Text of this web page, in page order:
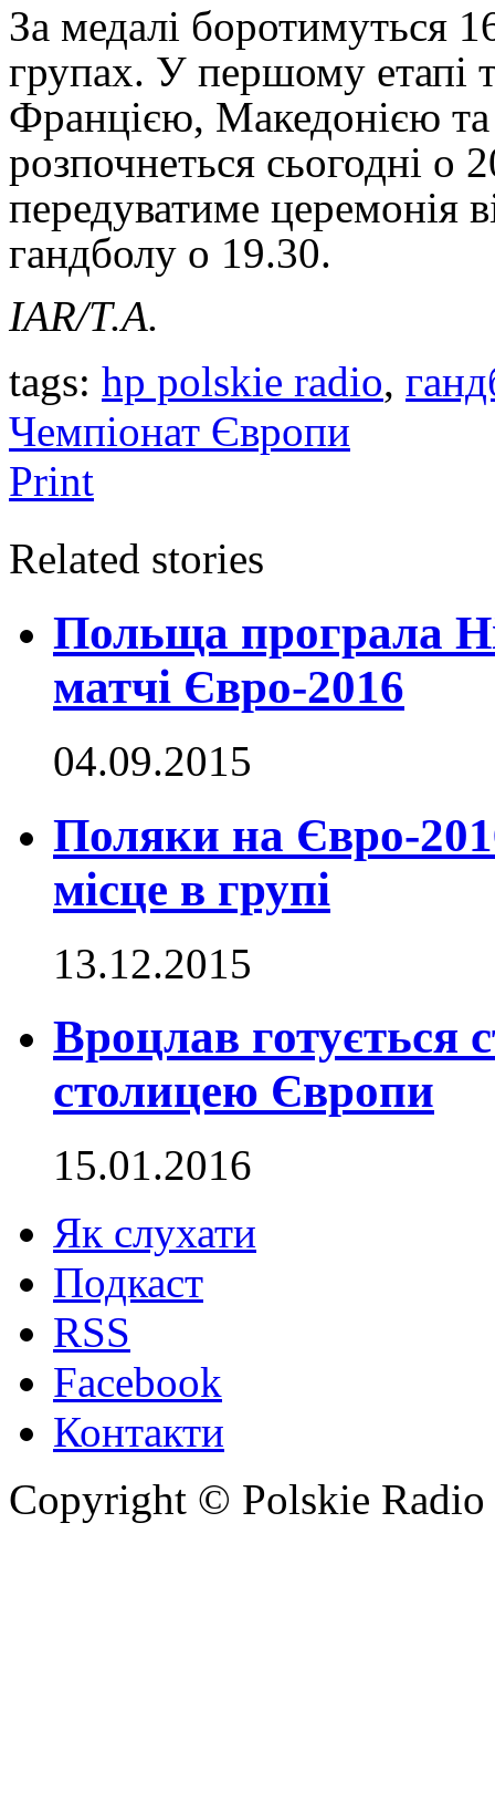
За медалі боротимуться
групах. У першому етапі
Францією, Македонією
розпочнеться сьогодні
передуватиме церемонія
гандболу о 19.30.
IAR/Т.А.
tags: hp polskie radio,
Чемпіонат Європи
Print
Related stories
Польща програла
матчі Євро-2016
04.09.2015
Поляки на Євро-
місце в групі
13.12.2015
Вроцлав готується
столицею Європи
15.01.2016
Як слухати
Подкаст
RSS
Facebook
Контакти
Copyright © Polskie